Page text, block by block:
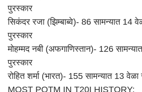
पुरस्कार
सिकंदर रजा (झिम्बाब्वे)- 86 सामन्यात 14
पुरस्कार
मोहम्मद नबी (अफगाणिस्तान)- 126
पुरस्कार
रोहित शर्मा (भारत)- 155 सामन्यात 13 वेळा
MOST POTM IN T20I HISTORY: